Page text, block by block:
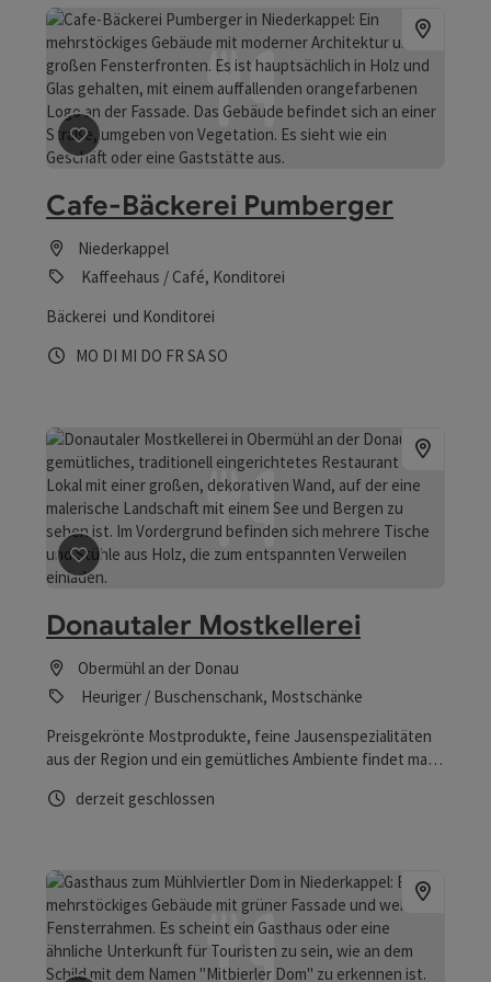
Beitrag merken: Cafe-Bäckerei Pumberger
Cafe-Bäckerei Pumberger
Niederkappel
Kaffeehaus / Café, Konditorei
Bäckerei und Konditorei
Öffnungszeiten
MO Montag geöffnet
DI Dienstag geöffnet
MI Mittwoch geöffnet
DO Donnerstag geöffnet
FR Freitag geöffnet
SASamstag geöffnet
SOSonntag geöffnet
Beitrag merken
Donautaler Mostkellerei
Obermühl an der Donau
Heuriger / Buschenschank, Mostschänke
Preisgekrönte Mostprodukte, feine Jausenspezialitäten
aus der Region und ein gemütliches Ambiente findet man
in Obermühl. Gruppenführungen ab 12 Personen möglich!
Öffnungszeiten
derzeit geschlossen